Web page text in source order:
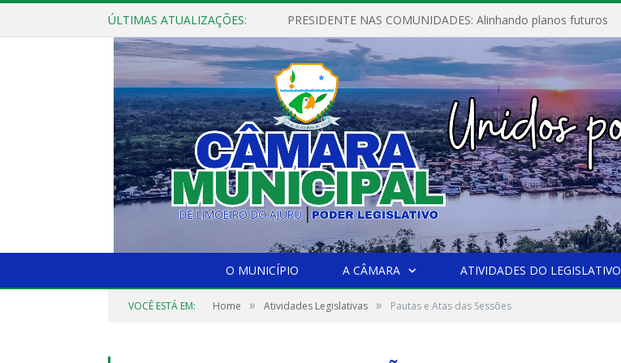
ÚLTIMAS ATUALIZAÇÕES: PRESIDENTE NAS COMUNIDADES: Alinhando planos futuros
O MUNICÍPIO A CÂMARA ATIVIDADES DO LEGISLATIVO
VOCÊ ESTÁ EM: Home » Atividades Legislativas » Pautas e Atas das Sessões